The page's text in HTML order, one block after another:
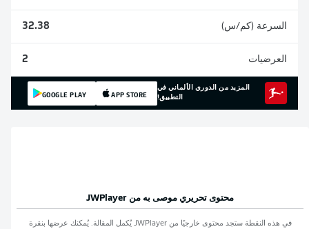
السرعة (كم/س) 32.38
العرضيات 2
المزيد من الدوري الألماني في
التطبيق!
APP STORE
GOOGLE PLAY
محتوى تحريري موصى به من JWPlayer
في هذه النقطة ستجد محتوى خارجيًا منJWPlayer يُكمل المقالة. يُمكنك عرضها بنقرة